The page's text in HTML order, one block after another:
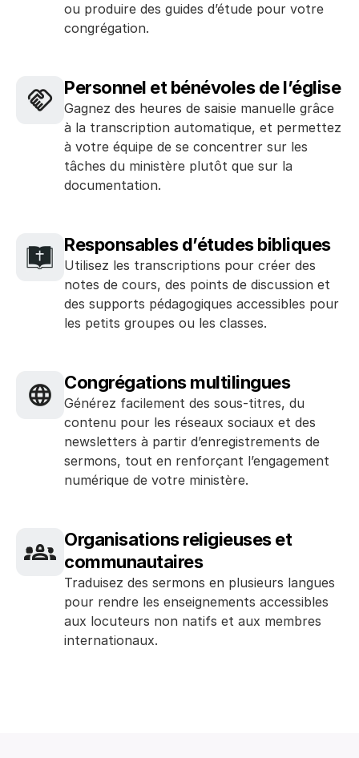
ou produire des guides d’étude pour votre
congrégation.
Personnel et bénévoles de l’église
Gagnez des heures de saisie manuelle grâce
à la transcription automatique, et permettez
à votre équipe de se concentrer sur les
tâches du ministère plutôt que sur la
documentation.
Responsables d’études bibliques
Utilisez les transcriptions pour créer des
notes de cours, des points de discussion et
des supports pédagogiques accessibles pour
les petits groupes ou les classes.
Congrégations multilingues
Générez facilement des sous-titres, du
contenu pour les réseaux sociaux et des
newsletters à partir d’enregistrements de
sermons, tout en renforçant l’engagement
numérique de votre ministère.
Organisations religieuses et
communautaires
Traduisez des sermons en plusieurs langues
pour rendre les enseignements accessibles
aux locuteurs non natifs et aux membres
internationaux.